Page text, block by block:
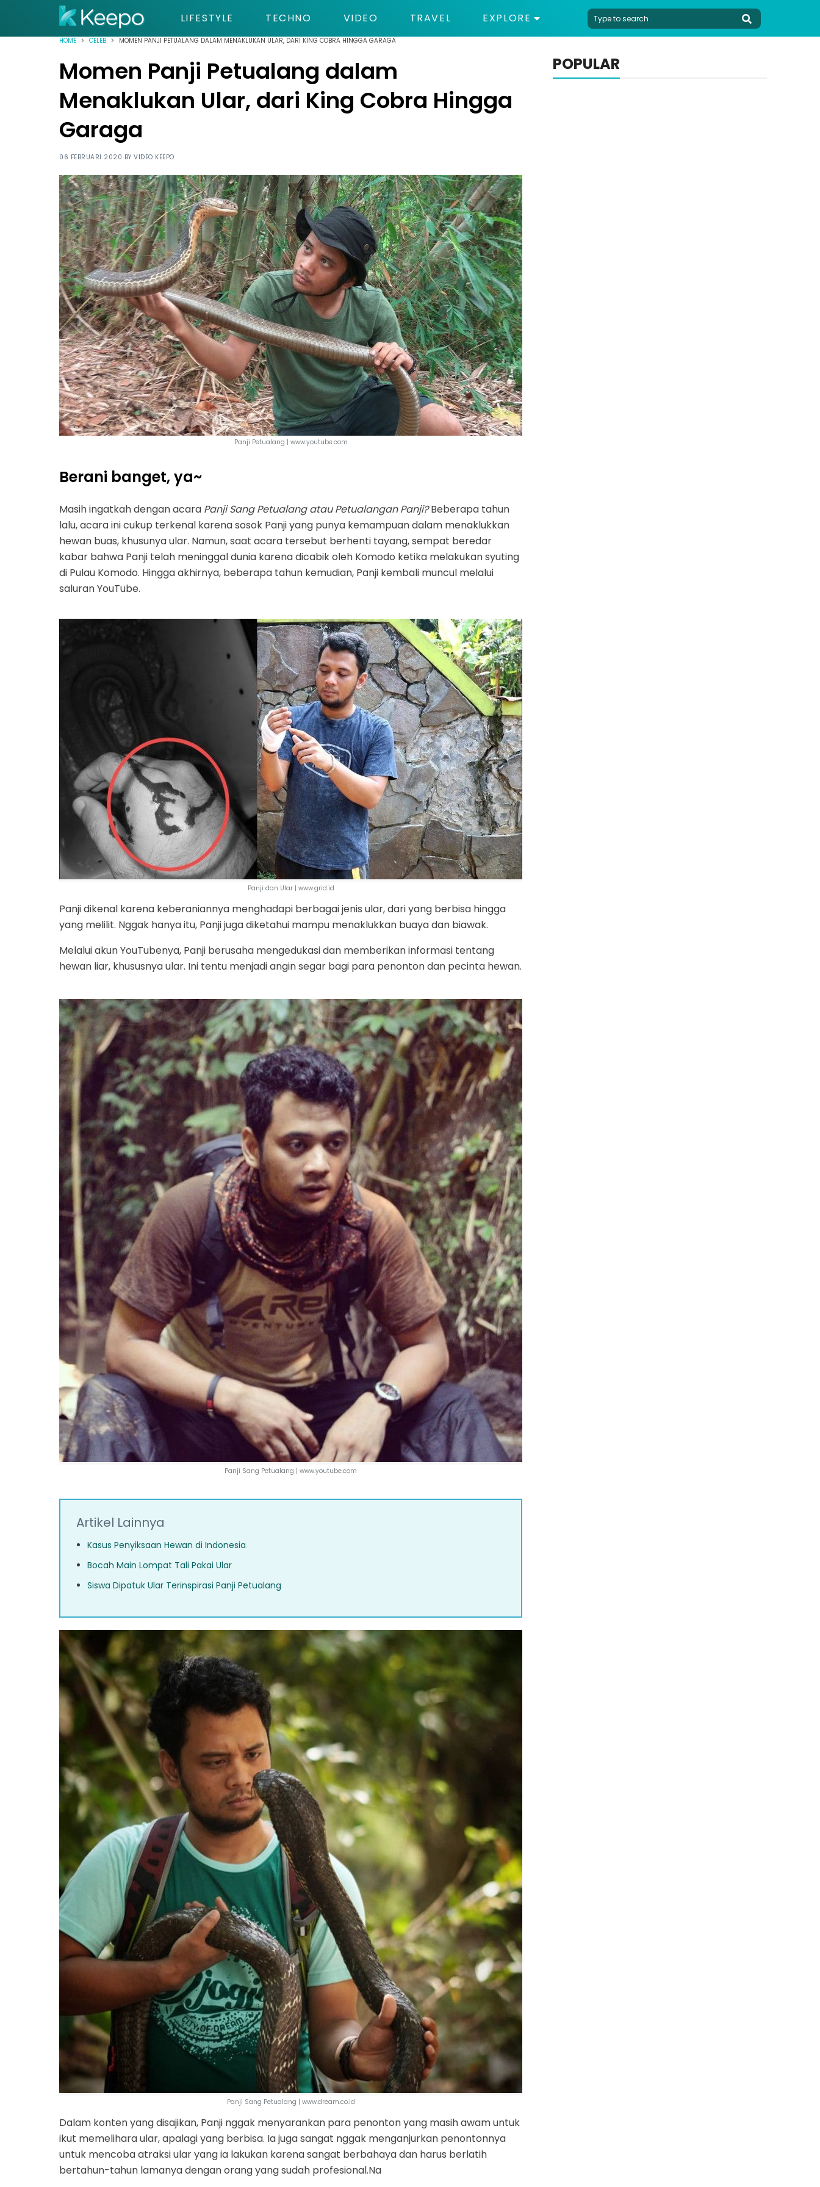
LIFESTYLE TECHNO VIDEO TRAVEL EXPLORE
HOME CELEB MOMEN PANJI PETUALANG DALAM MENAKLUKAN ULAR, DARI KING COBRA HINGGA GARAGA
Momen Panji Petualang dalam
Menaklukan Ular, dari King Cobra Hingga
Garaga
06 FEBRUARI 2020 BY VIDEO KEEPO
Panji Petualang | www.youtube.com
Berani banget, ya~
Masih ingatkah dengan acara Panji Sang Petualang atau Petualangan Panji?Beberapa tahun
lalu, acara ini cukup terkenal karena sosok Panji yang punya kemampuan dalam menaklukkan
hewan buas, khusunya ular. Namun, saat acara tersebut berhenti tayang, sempat beredar
kabar bahwa Panji telah meninggal dunia karena dicabik oleh Komodo ketika melakukan syuting
di Pulau Komodo. Hingga akhirnya, beberapa tahun kemudian, Panji kembali muncul melalui
saluran YouTube.
Panji dan Ular | www.grid.id
Panji dikenal karena keberaniannya menghadapi berbagai jenis ular, dari yang berbisa hingga
yang melilit. Nggak hanya itu, Panji juga diketahui mampu menaklukkan buaya dan biawak.
Melalui akun YouTubenya, Panji berusaha mengedukasi dan memberikan informasi tentang
hewan liar, khususnya ular. Ini tentu menjadi angin segar bagi para penonton dan pecinta hewan.
Panji Sang Petualang | www.youtube.com
Artikel Lainnya
Kasus Penyiksaan Hewan di Indonesia
Bocah Main Lompat Tali Pakai Ular
Siswa Dipatuk Ular Terinspirasi Panji Petualang
Panji Sang Petualang | www.dream.co.id
Dalam konten yang disajikan, Panji nggak menyarankan para penonton yang masih awam untuk
ikut memelihara ular, apalagi yang berbisa. Ia juga sangat nggak menganjurkan penontonnya
untuk mencoba atraksi ular yang ia lakukan karena sangat berbahaya dan harus berlatih
bertahun-tahun lamanya dengan orang yang sudah profesional.Na
POPULAR